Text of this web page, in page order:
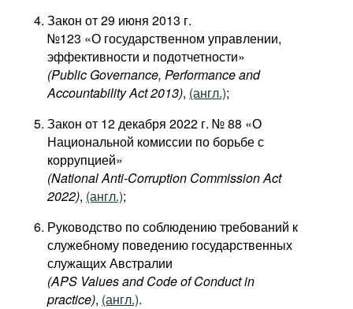
Закон от 29 июня 2013 г.
№123 «О государственном управлении,
эффективности и подотчетности»
(Public Governance, Performance and
Accountability Act 2013), (англ.);
Закон от 12 декабря 2022 г. № 88 «О
Национальной комиссии по борьбе с
коррупцией»
(National Anti‑Corruption Commission Act
2022), (англ.);
Руководство по соблюдению требований к
служебному поведению государственных
служащих Австралии
(APS Values and Code of Conduct in
practice), (англ.).